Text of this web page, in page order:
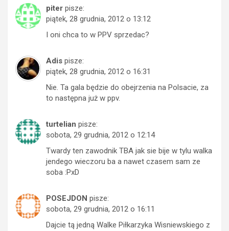
piter pisze:
piątek, 28 grudnia, 2012 o 13:12
I oni chca to w PPV sprzedac?
Adis pisze:
piątek, 28 grudnia, 2012 o 16:31
Nie. Ta gala będzie do obejrzenia na Polsacie, za
to następna już w ppv.
turtelian pisze:
sobota, 29 grudnia, 2012 o 12:14
Twardy ten zawodnik TBA jak sie bije w tylu walka
jendego wieczoru ba a nawet czasem sam ze
soba :PxD
POSEJDON pisze:
sobota, 29 grudnia, 2012 o 16:11
Dajcie tą jedną Walke Piłkarzyka Wisniewskiego z